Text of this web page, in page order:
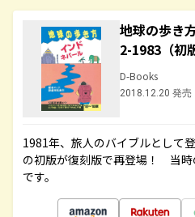
地球の歩き
2-1983（初
D-Books
2018.12.20 発売
1981年、旅人のバイブルとして
の初版が復刻版で再登場！ 当
です。